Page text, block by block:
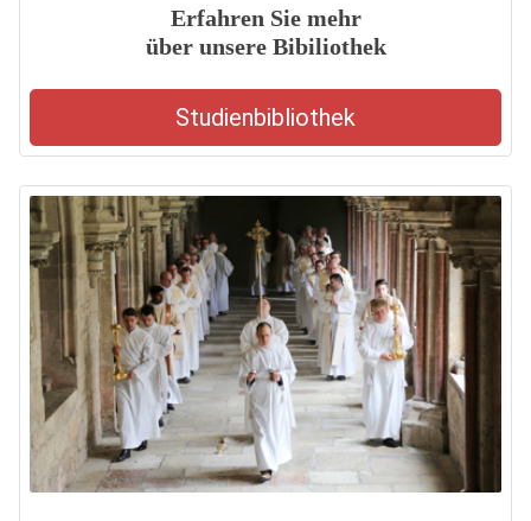
Erfahren Sie mehr
über unsere Bibiliothek
Studienbibliothek